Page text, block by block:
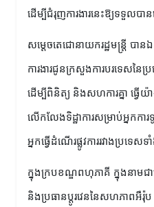
ដើម្បីជំរុញការងារនេះឱ្យទទួលប
សម្ដេចតេជោនាយករដ្ឋមន្ត្រី បាន
ការងារជូនក្រសួងការបរទេសនៃប្
ដើម្បីពិនិត្យ និងសហការគ្នា ធ្វើយ៉
លើកលែងទិដ្ឋាការសម្រាប់អ្នកកា
អ្នកធ្វើដំណើរផ្លូវការរវាងប្រទេសទ
ក្នុងក្របខណ្ឌពហុភាគី ក្នុងនាមជ
និងប្រធានប្ដូរវេននៃសហភាពអឺរ៉ុប